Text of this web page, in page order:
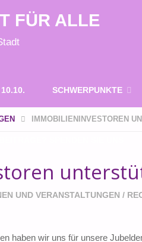
FÜR ALLE
SCHWERPUNKTE
IMMOBILIENINVESTOREN
UND VERANSTALTUNGEN /
haben wir uns für unsere